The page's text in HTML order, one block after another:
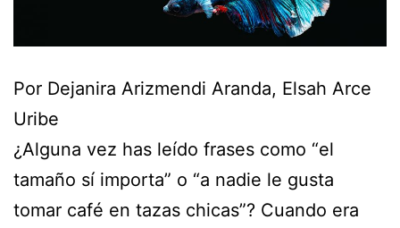
Por Dejanira Arizmendi Aranda, Elsah Arce
Uribe
¿Alguna vez has leído frases como “el
tamaño sí importa” o “a nadie le gusta
tomar café en tazas chicas”? Cuando era